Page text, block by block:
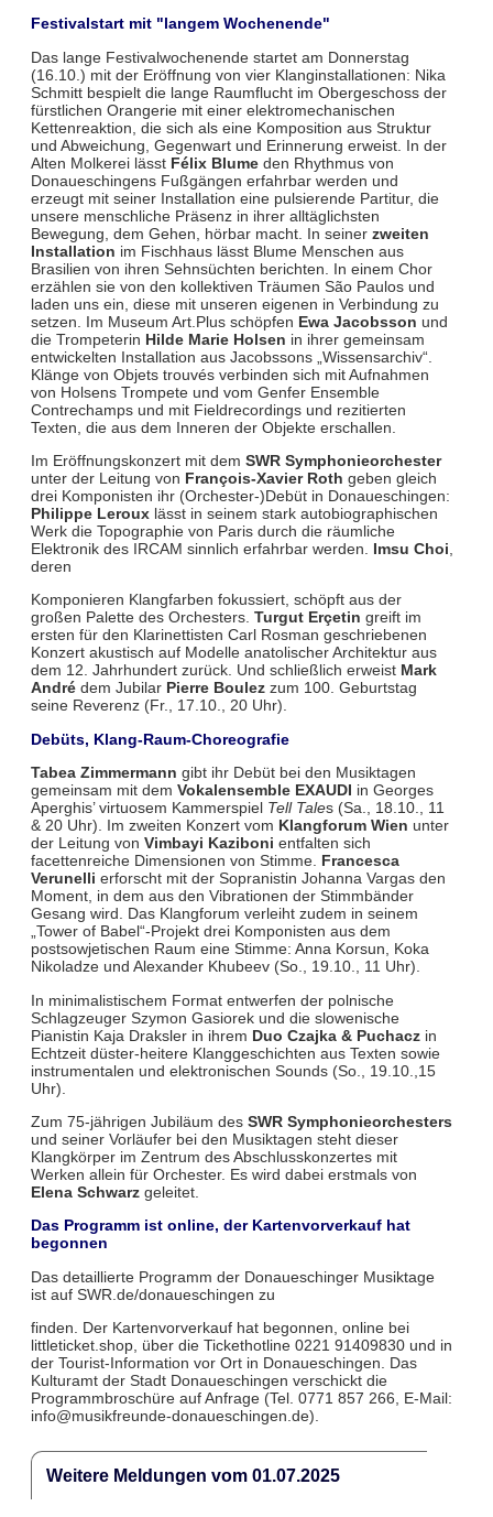
Festivalstart mit "langem Wochenende"
Das lange Festivalwochenende startet am Donnerstag
(16.10.) mit der Eröffnung von vier Klanginstallationen: Nika
Schmitt bespielt die lange Raumflucht im Obergeschoss der
fürstlichen Orangerie mit einer elektromechanischen
Kettenreaktion, die sich als eine Komposition aus Struktur
und Abweichung, Gegenwart und Erinnerung erweist. In der
Alten Molkerei lässt Félix Blumeden Rhythmus von
Donaueschingens Fußgängen erfahrbar werden und
erzeugt mit seiner Installation eine pulsierende Partitur, die
unsere menschliche Präsenz in ihrer alltäglichsten
Bewegung, dem Gehen, hörbar macht. In seiner zweiten
Installation im Fischhaus lässt Blume Menschen aus
Brasilien von ihren Sehnsüchten berichten. In einem Chor
erzählen sie von den kollektiven Träumen São Paulos und
laden uns ein, diese mit unseren eigenen in Verbindung zu
setzen. Im Museum Art.Plus schöpfen Ewa Jacobsson und
die Trompeterin Hilde Marie Holsen in ihrer gemeinsam
entwickelten Installation aus Jacobssons „Wissensarchiv“.
Klänge von Objets trouvés verbinden sich mit Aufnahmen
von Holsens Trompete und vom Genfer Ensemble
Contrechamps und mit Fieldrecordings und rezitierten
Texten, die aus dem Inneren der Objekte erschallen.
Im Eröffnungskonzert mit dem SWR Symphonieorchester
unter der Leitung von François-Xavier Roth geben gleich
drei Komponisten ihr (Orchester-)Debüt in Donaueschingen:
Philippe Lerouxlässt in seinem stark autobiographischen
Werk die Topographie von Paris durch die räumliche
Elektronik des IRCAM sinnlich erfahrbar werden. Imsu Choi
deren
Komponieren Klangfarben fokussiert, schöpft aus der
großen Palette des Orchesters. Turgut Erçetin greift im
ersten für den Klarinettisten Carl Rosman geschriebenen
Konzert akustisch auf Modelle anatolischer Architektur aus
dem 12. Jahrhundert zurück. Und schließlich erweist Mark
Andrédem Jubilar Pierre Boulezzum 100. Geburtstag
seine Reverenz (Fr., 17.10., 20 Uhr).
Debüts, Klang-Raum-Choreografie
Tabea Zimmermann gibt ihr Debüt bei den Musiktagen
gemeinsam mit dem Vokalensemble EXAUDI in Georges
Aperghis’ virtuosem Kammerspiel Tell Tales (Sa., 18.10., 11
& 20 Uhr). Im zweiten Konzert vom Klangforum Wien unter
der Leitung von Vimbayi Kaziboni entfalten sich
facettenreiche Dimensionen von Stimme. Francesca
Verunelli erforscht mit der Sopranistin Johanna Vargas den
Moment, in dem aus den Vibrationen der Stimmbänder
Gesang wird. Das Klangforum verleiht zudem in seinem
„Tower of Babel“-Projekt drei Komponisten aus dem
postsowjetischen Raum eine Stimme: Anna Korsun, Koka
Nikoladze und Alexander Khubeev (So., 19.10., 11 Uhr).
In minimalistischem Format entwerfen der polnische
Schlagzeuger Szymon Gasiorek und die slowenische
Pianistin Kaja Draksler in ihrem Duo Czajka & Puchaczin
Echtzeit düster-heitere Klanggeschichten aus Texten sowie
instrumentalen und elektronischen Sounds (So., 19.10.,15
Uhr).
Zum 75-jährigen Jubiläum des SWR Symphonieorchesters
und seiner Vorläufer bei den Musiktagen steht dieser
Klangkörper im Zentrum des Abschlusskonzertes mit
Werken allein für Orchester. Es wird dabei erstmals von
Elena Schwarzgeleitet.
Das Programm ist online, der Kartenvorverkauf hat
begonnen
Das detaillierte Programm der Donaueschinger Musiktage
ist auf SWR.de/donaueschingen zu
finden. Der Kartenvorverkauf hat begonnen, online bei
littleticket.shop, über die Tickethotline 0221 91409830 und in
der Tourist-Information vor Ort in Donaueschingen. Das
Kulturamt der Stadt Donaueschingen verschickt die
Programmbroschüre auf Anfrage (Tel. 0771 857 266, E-Mail:
info@musikfreunde-donaueschingen.de).
Weitere Meldungen vom 01.07.2025